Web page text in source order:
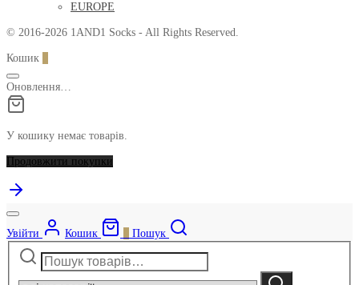
EUROPE
© 2016-2026 1AND1 Socks - All Rights Reserved.
Кошик
Оновлення…
У кошику немає товарів.
Продовжити покупки
Увійти Кошик
Пошук
Шукати:
category:
Шукати